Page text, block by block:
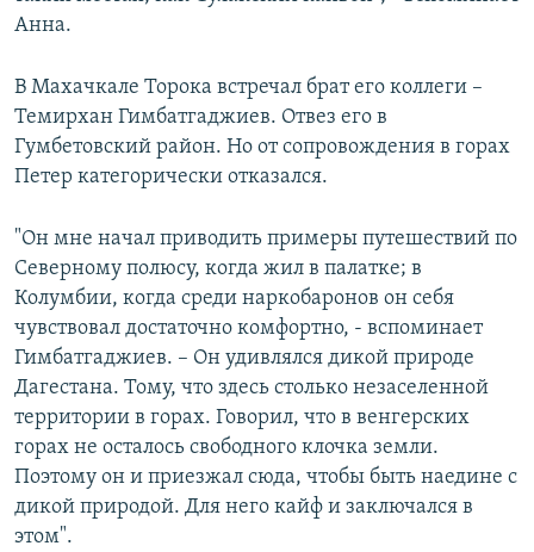
Анна.
В Махачкале Торока встречал брат его коллеги –
Темирхан Гимбатгаджиев. Отвез его в
Гумбетовский район. Но от сопровождения в горах
Петер категорически отказался.
"Он мне начал приводить примеры путешествий по
Северному полюсу, когда жил в палатке; в
Колумбии, когда среди наркобаронов он себя
чувствовал достаточно комфортно, - вспоминает
Гимбатгаджиев. – Он удивлялся дикой природе
Дагестана. Тому, что здесь столько незаселенной
территории в горах. Говорил, что в венгерских
горах не осталось свободного клочка земли.
Поэтому он и приезжал сюда, чтобы быть наедине с
дикой природой. Для него кайф и заключался в
этом".